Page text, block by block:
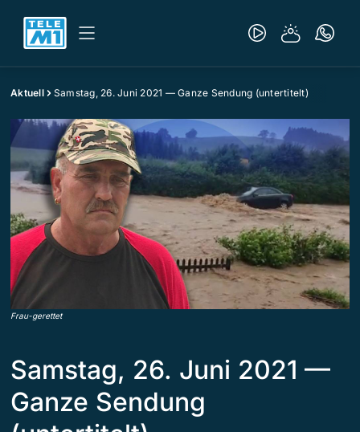
Aktuell Samstag, 26. Juni 2021 — Ganze Sendung (untertitelt)
Frau-gerettet
Samstag, 26. Juni 2021 —
Ganze Sendung